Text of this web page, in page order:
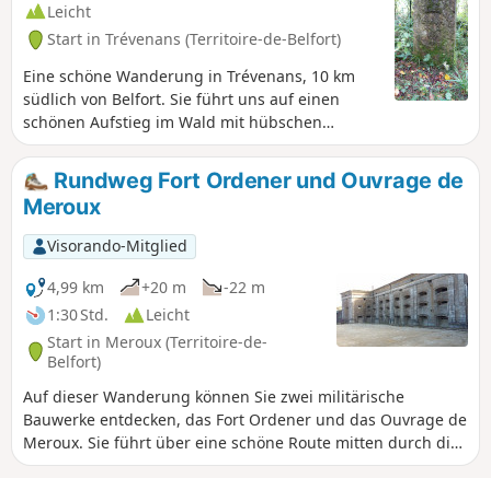
Leicht
Start in Trévenans (Territoire-de-Belfort)
Eine schöne Wanderung in Trévenans, 10 km
südlich von Belfort. Sie führt uns auf einen
schönen Aufstieg im Wald mit hübschen
Aussichtspunkten. Sie mündet in den
historischen Wanderweg „Sentier Historique
des Bornes de la Principauté de Montbéliard”.
Sie endet auf dem Coulée Verte entlang des
Kanals der Haute-Saône mit einem sehr
schönen Blick auf die Südvogesen. Die
Wanderung ist mit einem gelben Ring markiert.
Rundweg Fort Ordener und Ouvrage de
Meroux
Visorando-Mitglied
4,99 km
+20 m
-22 m
1:30 Std.
Leicht
Start in Meroux (Territoire-de-
Belfort)
Auf dieser Wanderung können Sie zwei militärische
Bauwerke entdecken, das Fort Ordener und das Ouvrage de
Meroux. Sie führt über eine schöne Route mitten durch die
Landschaft. Sie ist mit einer roten Scheibe markiert.